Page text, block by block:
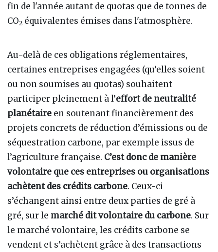
fin de l'année autant de quotas que de tonnes de
CO2 équivalentes émises dans l'atmosphère.
Au-delà de ces obligations réglementaires,
certaines entreprises engagées (qu’elles soient
ou non soumises au quotas) souhaitent
participer pleinement à l’effort de neutralité
planétaire en soutenant financièrement des
projets concrets de réduction d’émissions ou de
séquestration carbone, par exemple issus de
l’agriculture française. C’est donc de manière
volontaire que ces entreprises ou organisations
achètent des crédits carbone. Ceux-ci
s’échangent ainsi entre deux parties de gré à
gré, sur le marché dit volontaire du carbone. Sur
le marché volontaire, les crédits carbone se
vendent et s’achètent grâce à des transactions